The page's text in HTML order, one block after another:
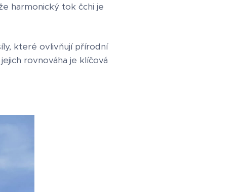
harmonický tok čchi je
které ovlivňují přírodní
rovnováha je klíčová